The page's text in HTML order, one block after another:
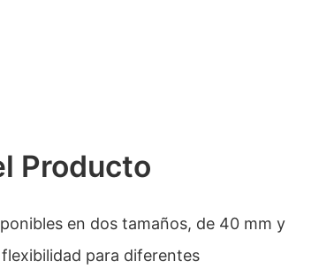
Producto
en dos tamaños, de 40 mm y
para diferentes